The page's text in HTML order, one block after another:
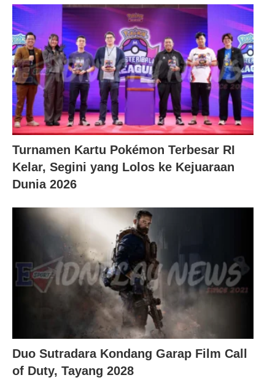
Turnamen Kartu Pokémon Terbesar RI
Kelar, Segini yang Lolos ke Kejuaraan
Dunia 2026
Duo Sutradara Kondang Garap Film Call
of Duty, Tayang 2028